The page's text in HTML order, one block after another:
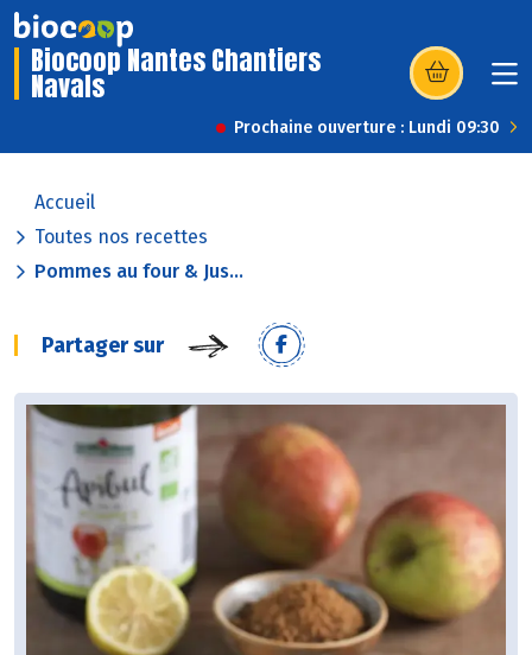
Biocoop Nantes Chantiers
Navals (s’ouvre dans
Prochaine ouverture : Lundi 09:30
Accueil
Toutes nos recettes
Pommes au four & Jus...
Partager sur